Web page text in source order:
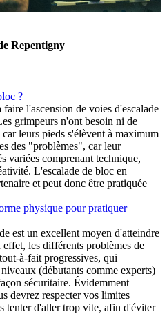
Repentigny
?
l'ascension de voies d'escalade
grimpeurs n'ont besoin ni de
leurs pieds s'élèvent à maximum
des "problèmes", car leur
variées comprenant technique,
L'escalade de bloc en
et peut donc être pratiquée
physique pour pratiquer
est un excellent moyen d'atteindre
les différents problèmes de
à-fait progressives, qui
(débutants comme experts)
sécuritaire. Évidemment
devrez respecter vos limites
tenter d'aller trop vite, afin d'éviter